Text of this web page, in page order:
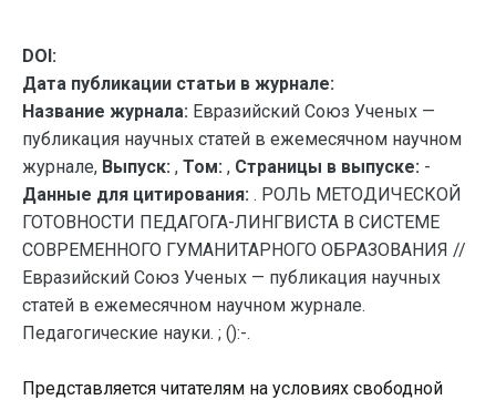
DOI:
Дата публикации статьи в журнале:
Название журнала: Евразийский Союз Ученых —
публикация научных статей в ежемесячном научном
журнале, Выпуск: , Том: , Страницы в выпуске: -
Данные для цитирования: . РОЛЬ МЕТОДИЧЕСКОЙ
ГОТОВНОСТИ ПЕДАГОГА-ЛИНГВИСТА В СИСТЕМЕ
СОВРЕМЕННОГО ГУМАНИТАРНОГО ОБРАЗОВАНИЯ //
Евразийский Союз Ученых — публикация научных
статей в ежемесячном научном журнале.
Педагогические науки. ; ():-.
Представляется читателям на условиях свободной